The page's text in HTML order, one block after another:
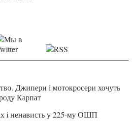
Джипери і мотокросери хочуть
Карпат
і ненависть у 225-му ОШП